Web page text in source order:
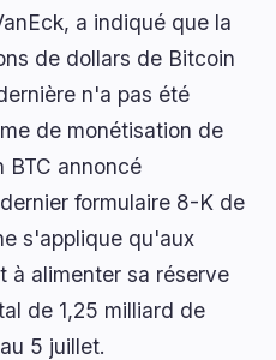
Bitcoin 0
Ethereum 0
Solana
BNB 0
Autres Chaînes
a indiqué que la
de dollars de Bitcoin
n'a pas été
de monétisation de
BTC annoncé
formulaire 8-K de
s'applique qu'aux
à alimenter sa réserve
de 1,25 milliard de
5 juillet.